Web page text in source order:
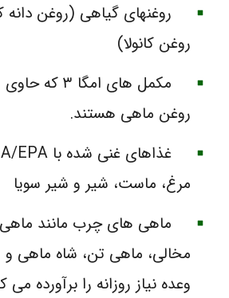
روغنهای گیاهی (روغن دانه
روغن کانولا)
مکمل های امگا
روغن ماهی هستند.
مرغ، ماست، شیر و شیر سویا
ماهی های چرب مانند ماهی
مخالی، ماهی تن، شاه ماهی
وعده نیاز روزانه را برآورده می